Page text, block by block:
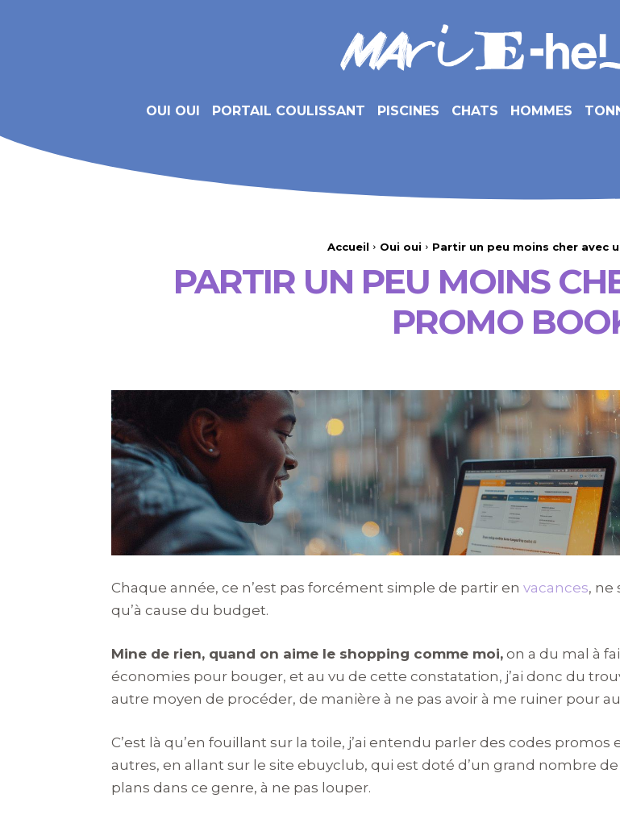
OUI OUI PORTAIL COULISSANT PISCINES CHATS HOMMES
Accueil Oui oui Partir un peu moins cher avec
PARTIR UN PEU MOINS
PROMO
Chaque année, ce n’est pas forcément simple de partir en vacances, ne
qu’à cause du budget.
Mine de rien, quand on aime le shopping comme moi, on a du mal à
économies pour bouger, et au vu de cette constatation, j’ai donc du
autre moyen de procéder, de manière à ne pas avoir à me ruiner pour
C’est là qu’en fouillant sur la toile, j’ai entendu parler des codes promos
autres, en allant sur le site ebuyclub, qui est doté d’un grand nombre
plans dans ce genre, à ne pas louper.